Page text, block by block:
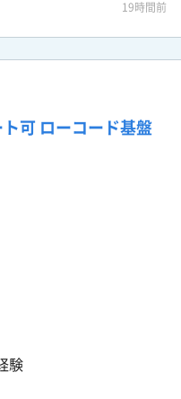
19時間前
可 ローコード基盤
験